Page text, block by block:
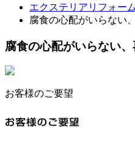
エクステリアリフォー
腐食の心配がいらない
腐食の心配がいらない
お客様のご要望